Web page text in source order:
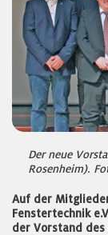
Der neue
Rosenheim).
Auf der
Fenstertechnik
der Vorstand